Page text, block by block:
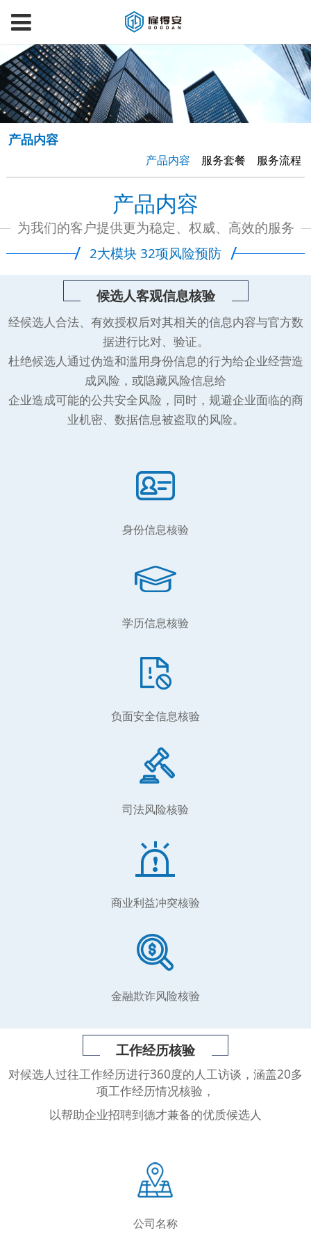
产品内容
产品内容 服务套餐 服务流程
产品内容
为我们的客户提供更为稳定、权威、高效的服务
/ 2大模块 32项风险预防 /
候选人客观信息核验
经候选人合法、有效授权后对其相关的信息内容与官方数
据进行比对、验证。
杜绝候选人通过伪造和滥用身份信息的行为给企业经营造
成风险，或隐藏风险信息给
企业造成可能的公共安全风险，同时，规避企业面临的商
业机密、数据信息被盗取的风险。
身份信息核验
学历信息核验
负面安全信息核验
司法风险核验
商业利益冲突核验
金融欺诈风险核验
工作经历核验
对候选人过往工作经历进行360度的人工访谈，涵盖20多
项工作经历情况核验，
以帮助企业招聘到德才兼备的优质候选人
公司名称